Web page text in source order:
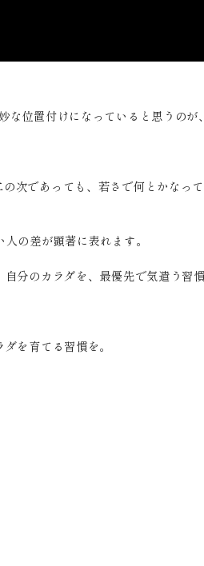
な位置付けになっていると思うのが
次であっても、若さで何とかなっ
の差が顕著に表れます。
分のカラダを、最優先で気遣う習
を育てる習慣を。